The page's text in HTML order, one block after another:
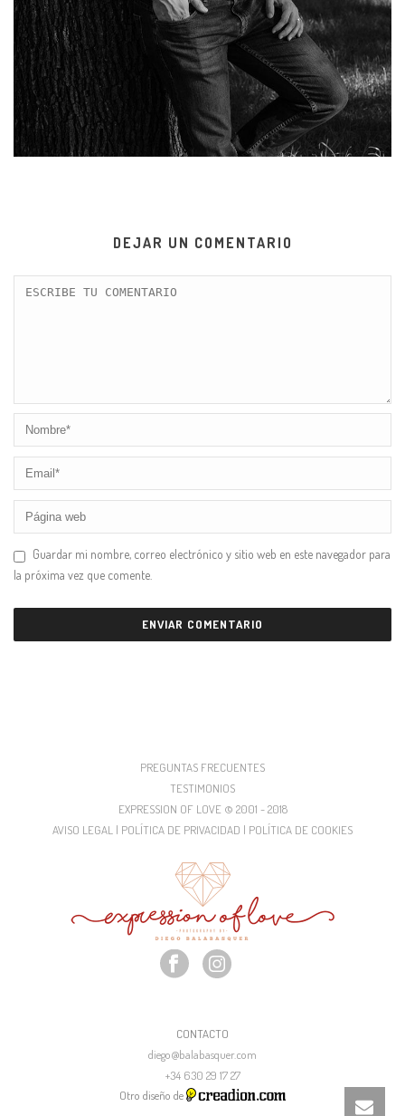
DEJAR UN COMENTARIO
Guardar mi nombre, correo electrónico y sitio web en este navegador para
la próxima vez que comente.
PREGUNTAS FRECUENTES
TESTIMONIOS
EXPRESSION OF LOVE © 2001 - 2018
AVISO LEGAL | POLÍTICA DE PRIVACIDAD | POLÍTICA DE COOKIES
CONTACTO
diego@balabasquer.com
+34 630 29 17 27
Otro diseño de